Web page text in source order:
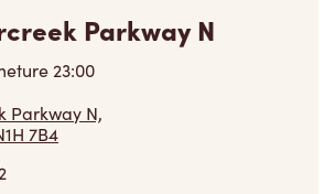
Parkway N
23:00
Parkway N,
7B4